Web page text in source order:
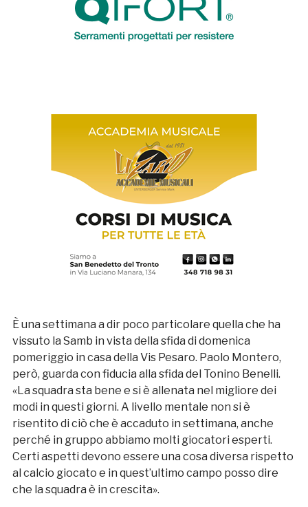
È una settimana a dir poco particolare quella che ha
vissuto la Samb in vista della sfida di domenica
pomeriggio in casa della Vis Pesaro. Paolo Montero,
però, guarda con fiducia alla sfida del Tonino Benelli.
«La squadra sta bene e si è allenata nel migliore dei
modi in questi giorni. A livello mentale non si è
risentito di ciò che è accaduto in settimana, anche
perché in gruppo abbiamo molti giocatori esperti.
Certi aspetti devono essere una cosa diversa rispetto
al calcio giocato e in quest’ultimo campo posso dire
che la squadra è in crescita».